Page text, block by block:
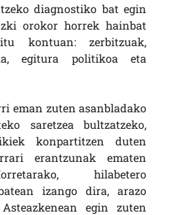
diagnostiko bat egin
orokor horrek hainbat
kontuan: zerbitzuak,
egitura politikoa eta
eman zuten asanbladako
saretzea bultzatzeko,
konpartitzen duten
erantzunak ematen
hilabetero
izango dira, arazo
egin zuten